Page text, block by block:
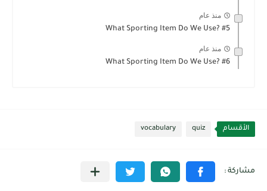
منذ عام
What Sporting Item Do We Use? #5
منذ عام
What Sporting Item Do We Use? #6
الأقسام quiz
vocabulary